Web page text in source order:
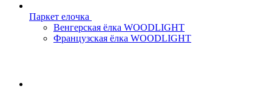
Паркет елочка
Венгерская ёлка WOODLIGHT
Французская ёлка WOODLIGHT